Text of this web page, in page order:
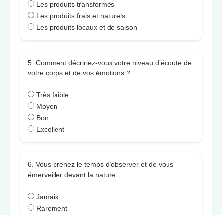
Les produits transformés
Les produits frais et naturels
Les produits locaux et de saison
5. Comment décririez-vous votre niveau d’écoute de
votre corps et de vos émotions ?
Très faible
Moyen
Bon
Excellent
6. Vous prenez le temps d’observer et de vous
émerveiller devant la nature :
Jamais
Rarement